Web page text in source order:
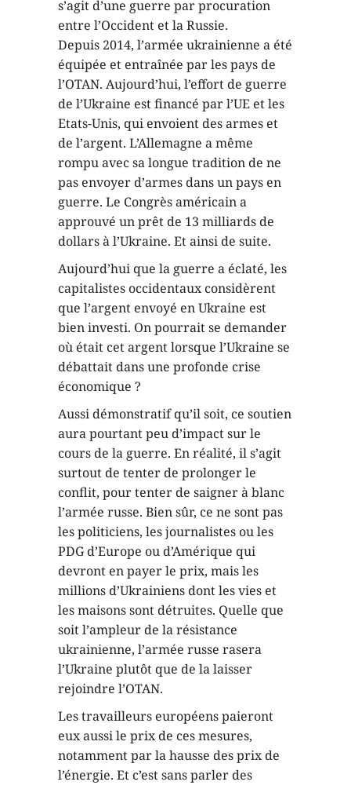
s’agit d’une guerre par procuration
entre l’Occident et la Russie.
Depuis 2014, l’armée ukrainienne a été
équipée et entraînée par les pays de
l’OTAN. Aujourd’hui, l’effort de guerre
de l’Ukraine est financé par l’UE et les
Etats-Unis, qui envoient des armes et
de l’argent. L’Allemagne a même
rompu avec sa longue tradition de ne
pas envoyer d’armes dans un pays en
guerre. Le Congrès américain a
approuvé un prêt de 13 milliards de
dollars à l’Ukraine. Et ainsi de suite.
Aujourd’hui que la guerre a éclaté, les
capitalistes occidentaux considèrent
que l’argent envoyé en Ukraine est
bien investi. On pourrait se demander
où était cet argent lorsque l’Ukraine se
débattait dans une profonde crise
économique ?
Aussi démonstratif qu’il soit, ce soutien
aura pourtant peu d’impact sur le
cours de la guerre. En réalité, il s’agit
surtout de tenter de prolonger le
conflit, pour tenter de saigner à blanc
l’armée russe. Bien sûr, ce ne sont pas
les politiciens, les journalistes ou les
PDG d’Europe ou d’Amérique qui
devront en payer le prix, mais les
millions d’Ukrainiens dont les vies et
les maisons sont détruites. Quelle que
soit l’ampleur de la résistance
ukrainienne, l’armée russe rasera
l’Ukraine plutôt que de la laisser
rejoindre l’OTAN.
Les travailleurs européens paieront
eux aussi le prix de ces mesures,
notamment par la hausse des prix de
l’énergie. Et c’est sans parler des